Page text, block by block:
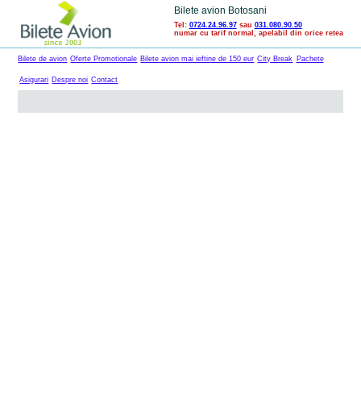
Bilete avion Botosani
Tel: 0724.24.96.97sau 031.080.90.50
numar cu tarif normal, apelabil din orice retea
Bilete de avion Oferte Promotionale Bilete avion mai ieftine de 150 eur City Break Pachete
Asigurari Despre noi Contact